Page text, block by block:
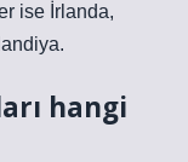
ise İrlanda,
hangi